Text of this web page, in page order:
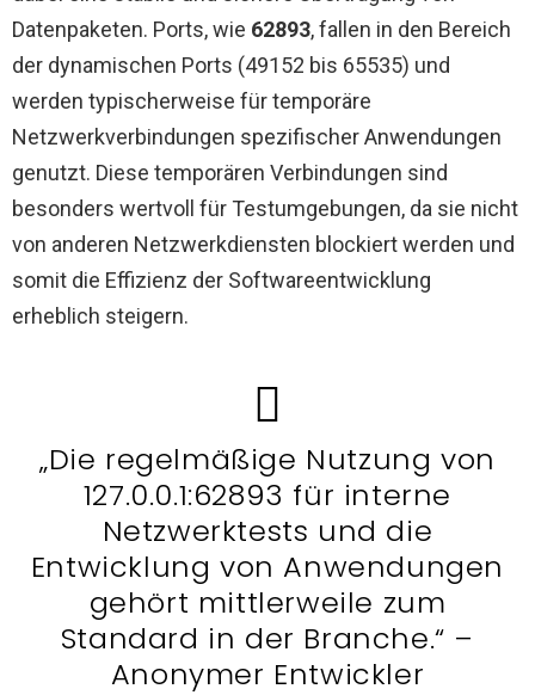
Datenpaketen. Ports, wie 62893, fallen in den Bereich
der dynamischen Ports (49152 bis 65535) und
werden typischerweise für temporäre
Netzwerkverbindungen spezifischer Anwendungen
genutzt. Diese temporären Verbindungen sind
besonders wertvoll für Testumgebungen, da sie nicht
von anderen Netzwerkdiensten blockiert werden und
somit die Effizienz der Softwareentwicklung
erheblich steigern.
„Die regelmäßige Nutzung von
127.0.0.1:62893 für interne
Netzwerktests und die
Entwicklung von Anwendungen
gehört mittlerweile zum
Standard in der Branche.“ –
Anonymer Entwickler